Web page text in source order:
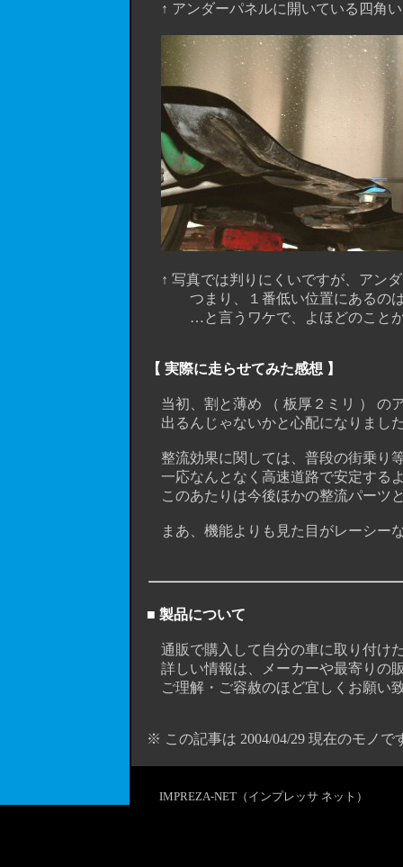
↑ アンダーパネルに開いている四角い
↑ 写真では判りにくいですが、アンダ
つまり、１番低い位置にあるのは
…と言うワケで、よほどのことが無
【 実際に走らせてみた感想 】
当初、割と薄め （ 板厚２ミリ ） のア
出るんじゃないかと心配になりました
整流効果に関しては、普段の街乗り
一応なんとなく高速道路で安定する
このあたりは今後ほかの整流パーツと
まあ、機能よりも見た目がレーシーな
■ 製品について
通販で購入して自分の車に取り付けた
詳しい情報は、メーカーや最寄りの
ご理解・ご容赦のほど宜しくお願い
※ この記事は 2004/04/29 現在のモノで
IMPREZA-NET（インプレッサ ネット）